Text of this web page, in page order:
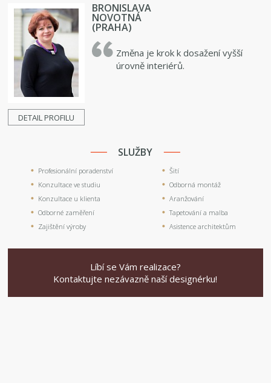
DETAIL PROFILU
BRONISLAVA
NOVOTNÁ
(PRAHA)
Změna je krok k dosažení vyšší
úrovně interiérů.
SLUŽBY
Profesionální poradenství
Konzultace ve studiu
Konzultace u klienta
Odborné zaměření
Zajištění výroby
Šití
Odborná montáž
Aranžování
Tapetování a malba
Asistence architektům
Líbí se Vám realizace?
Kontaktujte nezávazně naší designérku!